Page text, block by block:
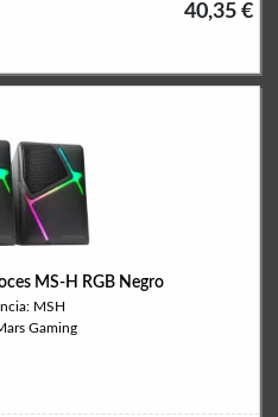
40,35 €
MS-H RGB Negro
MSH
Gaming